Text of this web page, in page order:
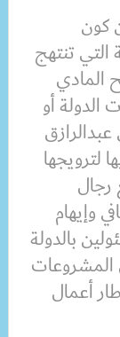
كون
تنتهج
المادي
أو
لترويجها
رجال
وإيهام
بالدولة
المشروعات
أعمال